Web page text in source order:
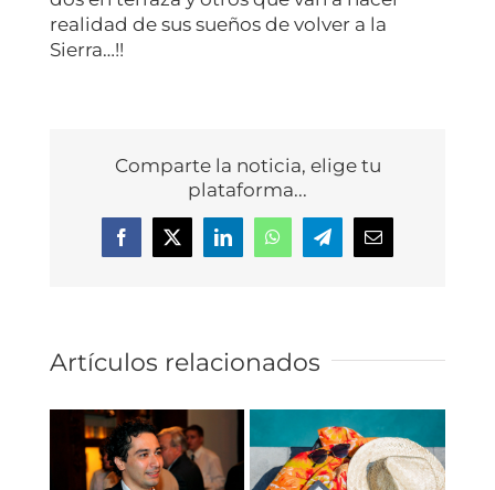
realidad de sus sueños de volver a la
Sierra…!!
Comparte la noticia, elige tu
plataforma...
Facebook
X LinkedInWhatsAppTelegramCorreo
electrónico
Artículos relacionados